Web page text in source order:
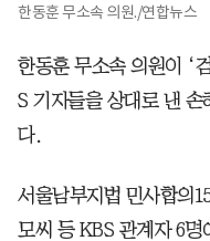
한동훈 무소속 의원./연합뉴스
한동훈 무소속 의원이 ‘
S 기자들을 상대로 낸 손
다.
서울남부지법 민사합의
모씨 등 KBS 관계자 6명